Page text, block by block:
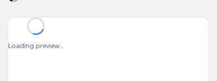
Loading preview...